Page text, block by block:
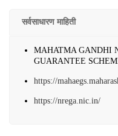
सर्वसाधारण माहिती
MAHATMA GANDHI
GUARANTEE
https://
https://nrega.nic.in/